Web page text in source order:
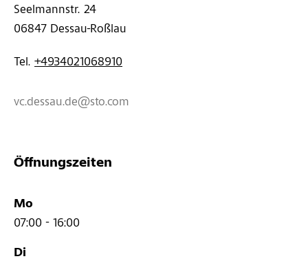
Seelmannstr. 24
06847 Dessau-Roßlau
Tel. +4934021068910
vc.dessau.de@sto.com
Öffnungszeiten
Mo
07:00 - 16:00
Di